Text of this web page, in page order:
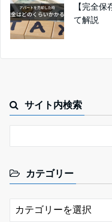
【完全
て解説
サイト内検索
カテゴリー